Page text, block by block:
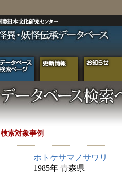
検索対象事例
ホトケサマノサワリ
1985年 青森県